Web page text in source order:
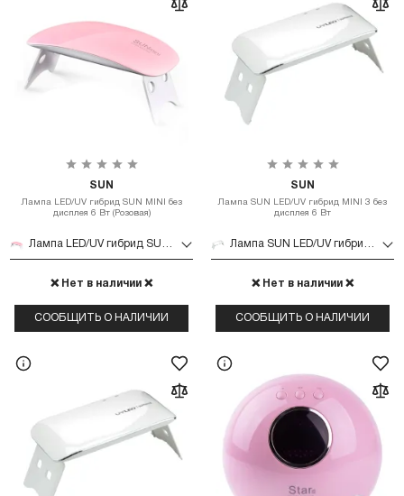
SUN
Лампа LED/UV гибрид SUN MINI без
дисплея 6 Вт (Розовая)
❌ Нет в наличии ❌
СООБЩИТЬ О НАЛИЧИИ
SUN
Лампа SUN LED/UV гибрид MINI 3 без
дисплея 6 Вт
❌ Нет в наличии ❌
СООБЩИТЬ О НАЛИЧИИ